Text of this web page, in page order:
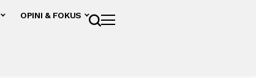
OPINI & FOKUS